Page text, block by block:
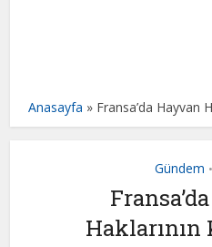
Anasayfa » Fransa’da Hayvan
Gündem •
Haklarının